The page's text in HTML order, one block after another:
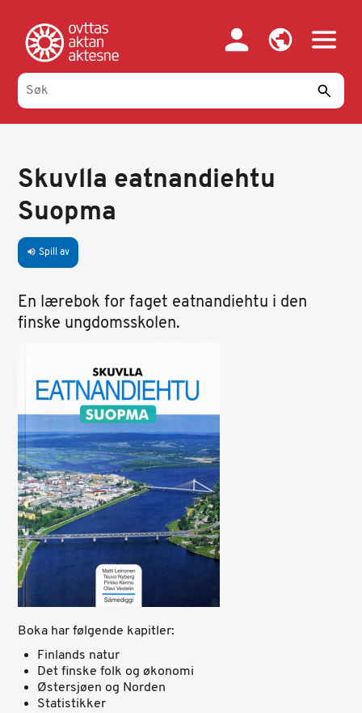
hovedinnhold
Skuvlla eatnandiehtu
Suopma
volume_up Spill av
En lærebok for faget eatnandiehtu i den
finske ungdomsskolen.
Boka har følgende kapitler:
Finlands natur
Det finske folk og økonomi
Østersjøen og Norden
Statistikker